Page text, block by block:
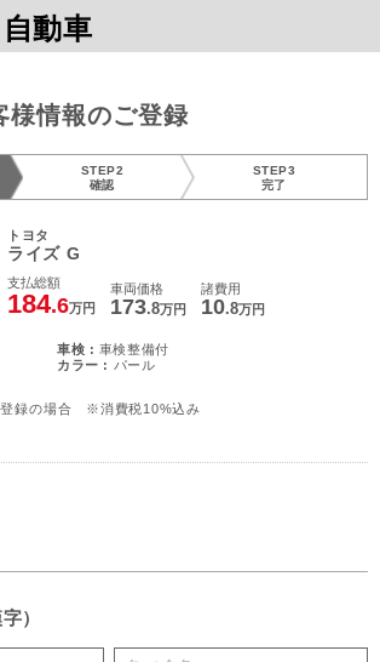
動車
様情報のご登録
STEP2
確認
STEP3
完了
トヨタ
ライズ G
支払総額
184.6万円
車両価格
173.8万円
諸費用
10.8万円
車検 : 車検整備付
カラー : パール
録の場合 ※消費税10%込み
）